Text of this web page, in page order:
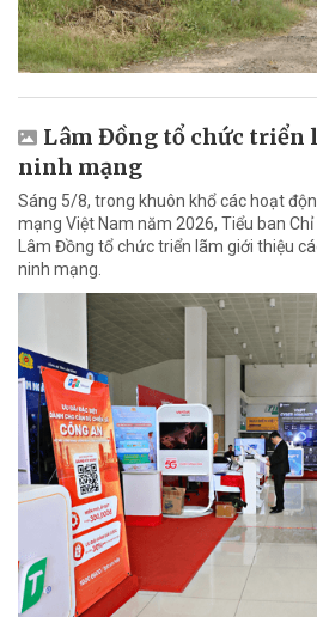
Lâm Đồng tổ chức triển
ninh mạng
Sáng 5/8, trong khuôn khổ các hoạt
mạng Việt Nam năm 2026, Tiểu ban
Lâm Đồng tổ chức triển lãm giới thiệu
ninh mạng.